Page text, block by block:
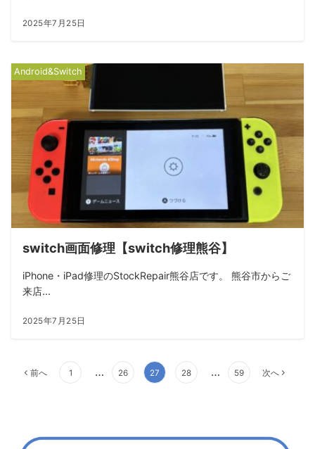
2025年7月25日
Android&Switch
switch画面修理【switch修理熊谷】
iPhone・iPad修理のStockRepair熊谷店です。 熊谷市からご
来店...
2025年7月25日
前へ 1 … 26 27 28 … 59 次へ